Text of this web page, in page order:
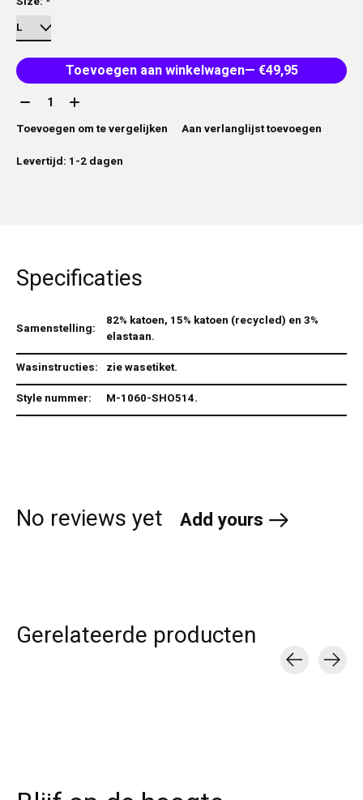
Toevoegen aan winkelwagen
— €49,95
Aantal:
Toevoegen om te vergelijken
Aan verlanglijst toevoegen
Levertijd: 1-2 dagen
Specificaties
Samenstelling:
82% katoen, 15% katoen (recycled) en 3%
elastaan.
Wasinstructies: zie wasetiket.
Style nummer:
M-1060-SHO514.
No reviews yet Add yours
Gerelateerde producten